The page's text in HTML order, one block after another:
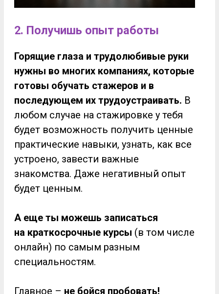
2. Получишь опыт работы
Горящие глаза и трудолюбивые руки
нужны во многих компаниях, которые
готовы обучать стажеров и в
последующем их трудоустраивать. В
любом случае на стажировке у тебя
будет возможность получить ценные
практические навыки, узнать, как все
устроено, завести важные
знакомства. Даже негативный опыт
будет ценным.
А еще ты можешь записаться
на краткосрочные курсы (в том числе
онлайн) по самым разным
специальностям.
Главное – не бойся пробовать!